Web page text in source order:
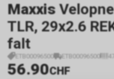
Maxxis
TLR, 29x2.6
falt
ETB00096500 ETB00096500
56.90CHF